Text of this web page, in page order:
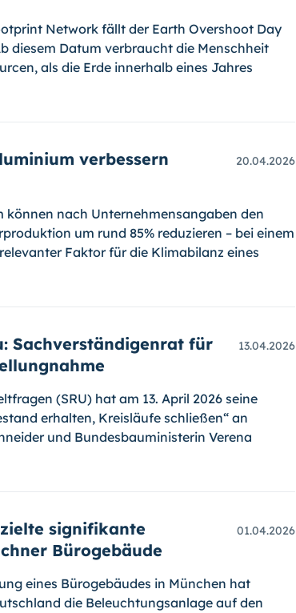
Network fällt der Earth Overshoot Day
diesem Datum verbraucht die Menschheit
als die Erde innerhalb eines Jahres
verbessern
20.04.2026
können nach Unternehmensangaben den
um rund 85% reduzieren – bei einem
Faktor für die Klimabilanz eines
Sachverständigenrat für
13.04.2026
(SRU) hat am 13. April 2026 seine
erhalten, Kreisläufe schließen“ an
und Bundesbauministerin Verena
signifikante
Bürogebäude
01.04.2026
eines Bürogebäudes in München hat
die Beleuchtungsanlage auf den